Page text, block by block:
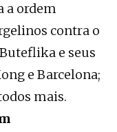
a ordem
contra o
e seus
e Barcelona;
mais.